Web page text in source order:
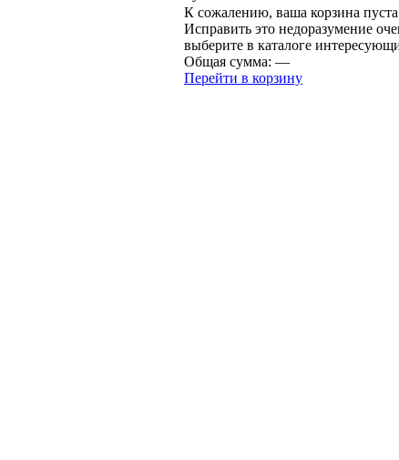
К сожалению, ваша корзина
Исправить это недоразумение
выберите в каталоге
Общая сумма: —
Перейти в корзину